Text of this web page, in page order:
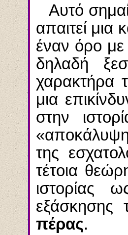
Αυτό
απαιτεί
έναν όρο
δηλαδή
χαρακτήρα
μια
στην
της
τέτοια
ιστορίας
εξάσκησης
πέρας.